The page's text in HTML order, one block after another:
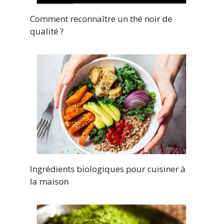
Comment reconnaître un thé noir de
qualité ?
Ingrédients biologiques pour cuisiner à
la maison